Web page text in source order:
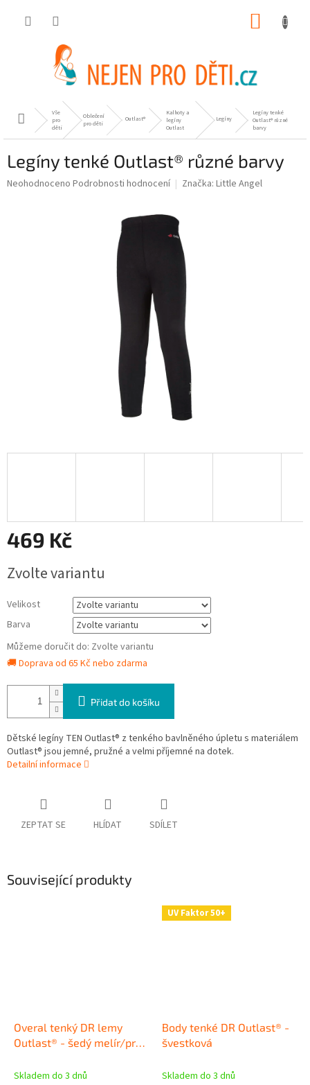
Domů
Vše
pro
děti
Oblečení
pro děti
Outlast®
Kalhoty a
legíny
Outlast
Legíny
Legíny tenké
Outlast® různé
barvy
Legíny tenké Outlast® různé barvy
Průměrné
Neohodnoceno Podrobnosti hodnocení Značka: Little Angel
469 Kč
cena:
Zvolte variantu
Velikost
Barva
Můžeme doručit do: Zvolte variantu
🚚 Doprava od 65 Kč nebo zdarma
Přidat do košíku
Dětské legíny TEN Outlast® z tenkého bavlněného úpletu s materiálem
Outlast® jsou jemné, pružné a velmi příjemné na dotek.
Detailní informace
ZEPTAT SE HLÍDAT SDÍLET
Související produkty
Overal tenký DR lemy
Outlast® - šedý melír/pruh
Skladem do 3 dnů
UV Faktor 50+
Body tenké DR Outlast® -
švestková
Skladem do 3 dnů